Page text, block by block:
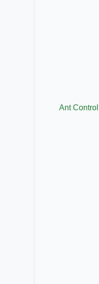
Ant Control